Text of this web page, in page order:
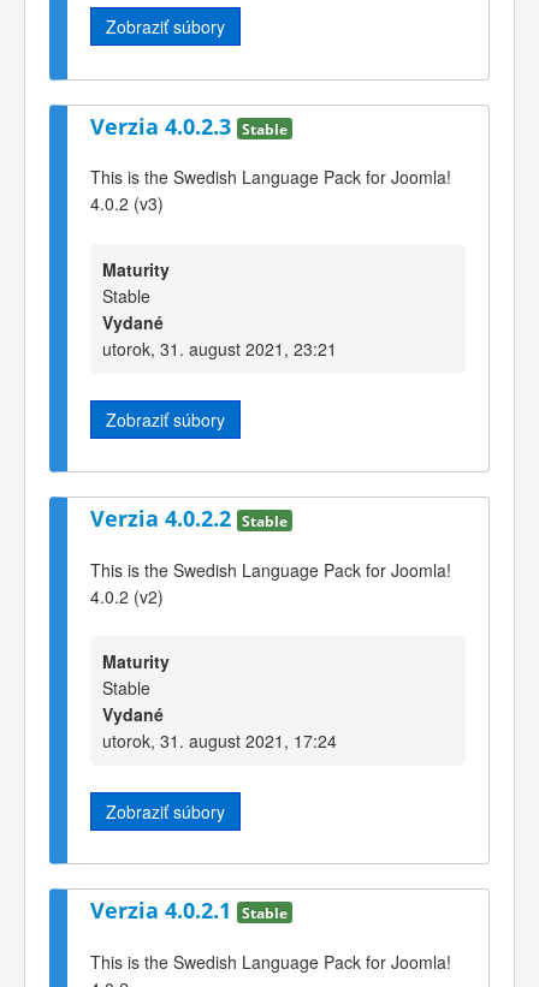
Zobraziť súbory
Verzia 4.0.2.3 Stable
This is the Swedish Language Pack for Joomla!
4.0.2 (v3)
Maturity
Stable
Vydané
utorok, 31. august 2021, 23:21
Zobraziť súbory
Verzia 4.0.2.2 Stable
This is the Swedish Language Pack for Joomla!
4.0.2 (v2)
Maturity
Stable
Vydané
utorok, 31. august 2021, 17:24
Zobraziť súbory
Verzia 4.0.2.1 Stable
This is the Swedish Language Pack for Joomla!